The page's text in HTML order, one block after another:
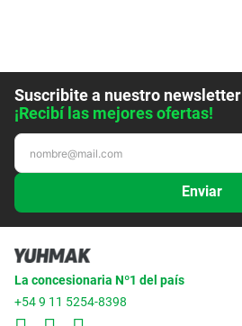
Suscribite a nuestro newsletter
¡Recibí las mejores ofertas!
Enviar
La concesionaria Nº1 del país
+54 9 11 5254-8398